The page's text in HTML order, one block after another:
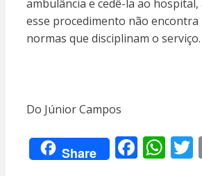
ambulância e cedê-la ao
esse procedimento não encontra
normas que disciplinam o serviço.
Do Júnior Campos
Share F W